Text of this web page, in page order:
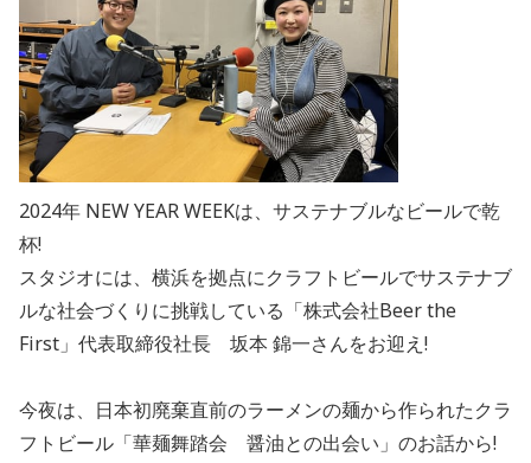
2024年 NEW YEAR WEEKは、サステナブルなビールで乾
杯!
スタジオには、横浜を拠点にクラフトビールでサステナブ
ルな社会づくりに挑戦している「株式会社Beer the
First」代表取締役社長 坂本 錦一さんをお迎え!
今夜は、日本初廃棄直前のラーメンの麺から作られたクラ
フトビール「華麺舞踏会 醤油との出会い」のお話から!